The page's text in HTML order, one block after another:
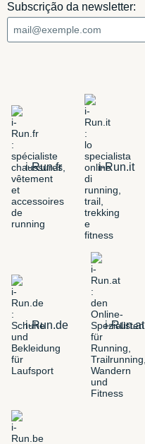
Subscrição da newsletter:
i-Run.fr i-Run.it
i-Run.de i-Run.at